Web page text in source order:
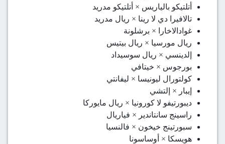
أتلتيكو بالياريس × أتلتيكو مدريد
تالافيرا دي لا رينا × ريال مدريد
غوادالاخارا × برشلونة
ريال مورسيا × ريال بيتيس
إلدينسي × ريال سوسيداد
بورجوس × خيتافي
كولتورال ليونيسا × ليفانتي
إيبار × إلتشي
ديبورتيفو لا كورونيا × ريال مايوركا
راسينج سانتاندير × فياريال
سبورتينج خيخون × فالنسيا
هويسكا × أوساسونا